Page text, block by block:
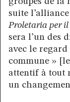
suite l’alliance
Proletaria per
sera l’un des
avec le
commune »
attentif à tout
un